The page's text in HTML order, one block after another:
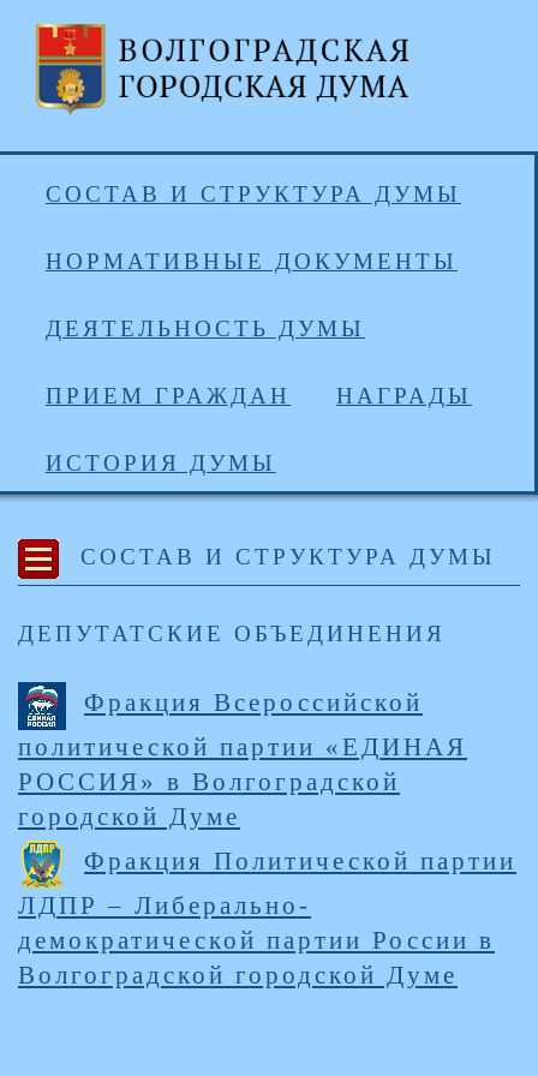
СОСТАВ И СТРУКТУРА ДУМЫ
НОРМАТИВНЫЕ ДОКУМЕНТЫ
ДЕЯТЕЛЬНОСТЬ ДУМЫ
ПРИЕМ ГРАЖДАН НАГРАДЫ
ИСТОРИЯ ДУМЫ
СОСТАВ И СТРУКТУРА ДУМЫ
ДЕПУТАТСКИЕ ОБЪЕДИНЕНИЯ
Фракция Всероссийской
политической партии «ЕДИНАЯ
РОССИЯ» в Волгоградской
городской Думе
Фракция Политической партии
ЛДПР – Либерально-
демократической партии России в
Волгоградской городской Думе